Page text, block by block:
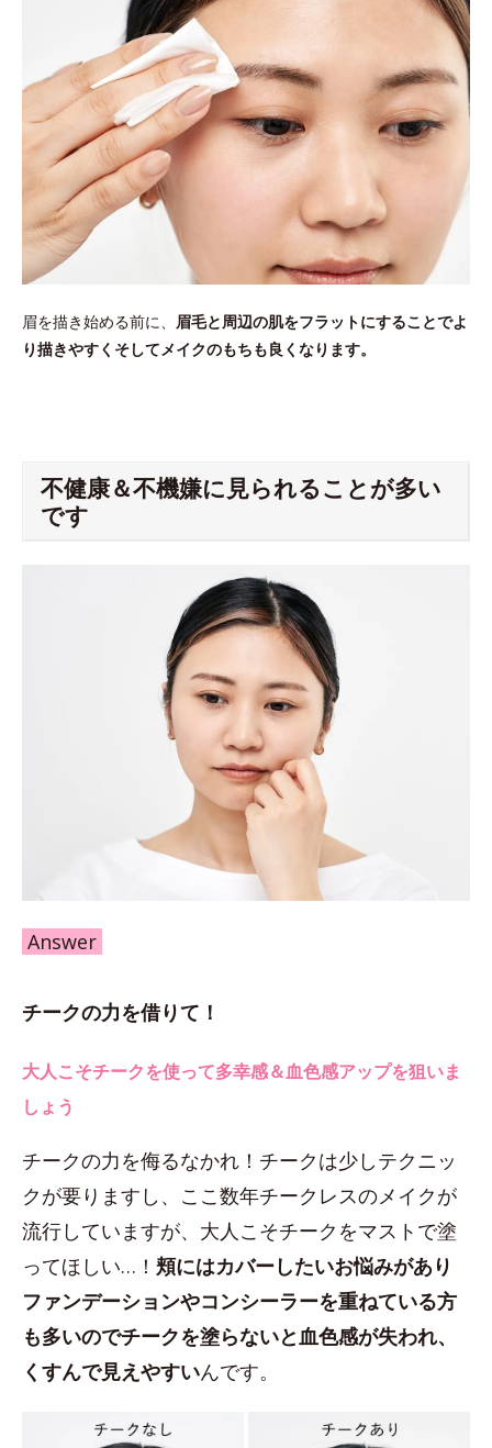
眉を描き始める前に、 眉毛と周辺の肌をフラットにすることでよ
り描きやすくそしてメイクのもちも良くなります。
不健康＆不機嫌に見られることが多い
です
Answer
チークの力を借りて！
大人こそチークを使って多幸感＆血色感アップを狙いま
しょう
チークの力を侮るなかれ！チークは少しテクニッ
クが要りますし、ここ数年チークレスのメイクが
流行していますが、大人こそチークをマストで塗
ってほしい…！ 頬にはカバーしたいお悩みがあり
ファンデーションやコンシーラーを重ねている方
も多いのでチークを塗らないと血色感が失われ、
くすんで見えやすいんです。